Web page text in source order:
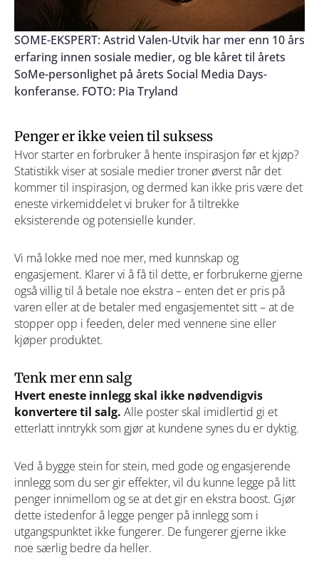
SOME-EKSPERT: Astrid Valen-Utvik har mer enn 10 års
erfaring innen sosiale medier, og ble kåret til årets
SoMe-personlighet på årets Social Media Days-
konferanse. FOTO: Pia Tryland
Penger er ikke veien til suksess
Hvor starter en forbruker å hente inspirasjon før et kjøp?
Statistikk viser at sosiale medier troner øverst når det
kommer til inspirasjon, og dermed kan ikke pris være det
eneste virkemiddelet vi bruker for å tiltrekke
eksisterende og potensielle kunder.
Vi må lokke med noe mer, med kunnskap og
engasjement. Klarer vi å få til dette, er forbrukerne gjerne
også villig til å betale noe ekstra – enten det er pris på
varen eller at de betaler med engasjementet sitt – at de
stopper opp i feeden, deler med vennene sine eller
kjøper produktet.
Tenk mer enn salg
Hvert eneste innlegg skal ikke nødvendigvis
konvertere til salg. Alle poster skal imidlertid gi et
etterlatt inntrykk som gjør at kundene synes du er dyktig.
Ved å bygge stein for stein, med gode og engasjerende
innlegg som du ser gir effekter, vil du kunne legge på litt
penger innimellom og se at det gir en ekstra boost. Gjør
dette istedenfor å legge penger på innlegg som i
utgangspunktet ikke fungerer. De fungerer gjerne ikke
noe særlig bedre da heller.